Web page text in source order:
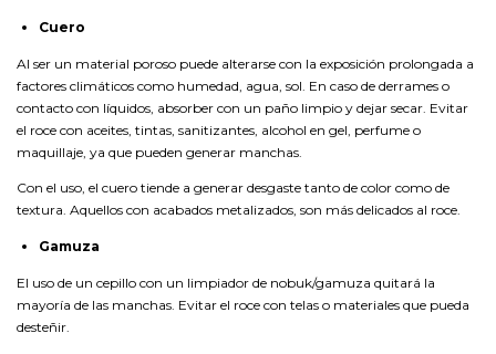
Cuero
Al ser un material poroso puede alterarse con la exposición prolongada a
factores climáticos como humedad, agua, sol. En caso de derrames o
contacto con líquidos, absorber con un paño limpio y dejar secar. Evitar
el roce con aceites, tintas, sanitizantes, alcohol en gel, perfume o
maquillaje, ya que pueden generar manchas.
Con el uso, el cuero tiende a generar desgaste tanto de color como de
textura. Aquellos con acabados metalizados, son más delicados al roce.
Gamuza
El uso de un cepillo con un limpiador de nobuk/gamuza quitará la
mayoría de las manchas. Evitar el roce con telas o materiales que pueda
desteñir.